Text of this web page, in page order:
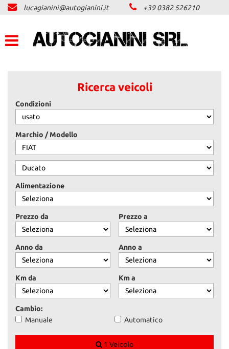
LISTA VEICOLI
ACQUISTIAMO USATO
CONTATTI
NEWS
AREA COMMERCIANTI
lucagianini@autogianini.it +39 0382 526210
Ricerca veicoli
Condizioni
Marchio / Modello
Alimentazione
Prezzo da Prezzo a
Anno da Anno a
Km da Km a
Cambio:
Manuale
Automatico
1 Veicolo